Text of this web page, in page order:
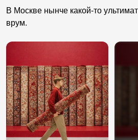
В Москве нынче какой-то
врум.